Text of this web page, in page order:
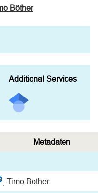
Böther
Additional Services
Metadaten
Timo Böther